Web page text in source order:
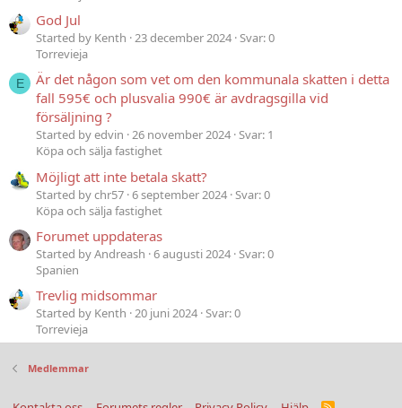
God Jul
Started by Kenth 23 december 2024 Svar: 0
Torrevieja
E
Är det någon som vet om den kommunala skatten i detta
fall 595€ och plusvalia 990€ är avdragsgilla vid
försäljning ?
Started by edvin 26 november 2024 Svar: 1
Köpa och sälja fastighet
Möjligt att inte betala skatt?
Started by chr57 6 september 2024 Svar: 0
Köpa och sälja fastighet
Forumet uppdateras
Started by Andreash 6 augusti 2024 Svar: 0
Spanien
Trevlig midsommar
Started by Kenth 20 juni 2024 Svar: 0
Torrevieja
Medlemmar